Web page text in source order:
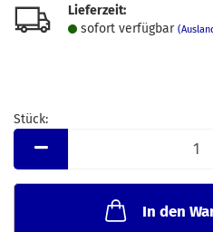
Lieferzeit:
sofort verfügbar
Stück:
Stück
In den